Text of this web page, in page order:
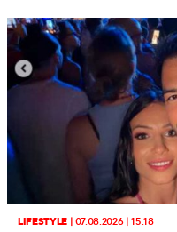
LIFESTYLE| 07.08.2026 | 15:18